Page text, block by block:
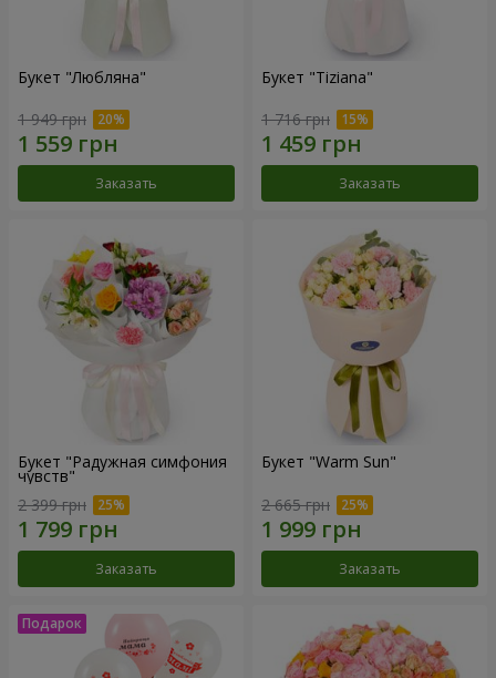
Букет "Любляна"
1 949 грн
Заказать
Букет "Tiziana"
1 716 грн
Заказать
Букет "Радужная симфония
чувств"
2 399 грн
Заказать
Букет "Warm Sun"
2 665 грн
Заказать